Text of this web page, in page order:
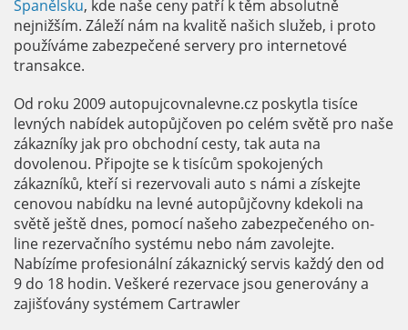
Španělsku, kde naše ceny patří k těm absolutně
nejnižším. Záleží nám na kvalitě našich služeb, i proto
používáme zabezpečené servery pro internetové
transakce.
Od roku 2009 autopujcovnalevne.cz poskytla tisíce
levných nabídek autopůjčoven po celém světě pro naše
zákazníky jak pro obchodní cesty, tak auta na
dovolenou. Připojte se k tisícům spokojených
zákazníků, kteří si rezervovali auto s námi a získejte
cenovou nabídku na levné autopůjčovny kdekoli na
světě ještě dnes, pomocí našeho zabezpečeného on-
line rezervačního systému nebo nám zavolejte.
Nabízíme profesionální zákaznický servis každý den od
9 do 18 hodin. Veškeré rezervace jsou generovány a
zajišťovány systémem Cartrawler